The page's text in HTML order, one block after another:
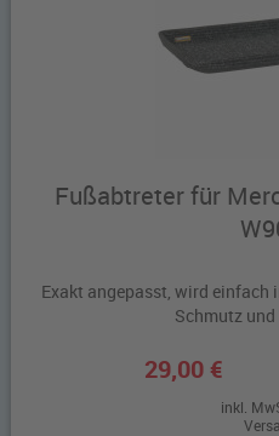
Fußabtreter für
Exakt angepasst, wird einfach
Schmutz und
29,00 €
inkl.